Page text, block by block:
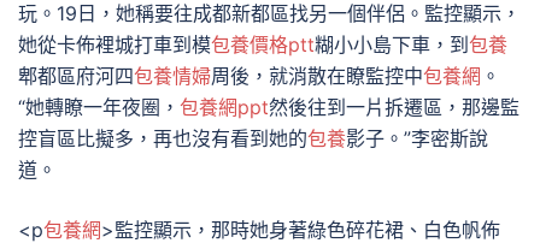
玩。19日，她稱要往成都新都區找另一個伴侶。監控顯示，
她從卡佈裡城打車到模包養價格ptt糊小小島下車，到 包養
郫都區府河四包養情婦周後，就消散在瞭監控中包養網 。
“她轉瞭一年夜圈， 包養網ppt然後往到一片拆遷區，那邊監
控盲區比擬多，再也沒有看到她的包養影子。”李密斯說
道。
<p包養網>監控顯示，那時她身著綠色碎花裙、白色帆佈